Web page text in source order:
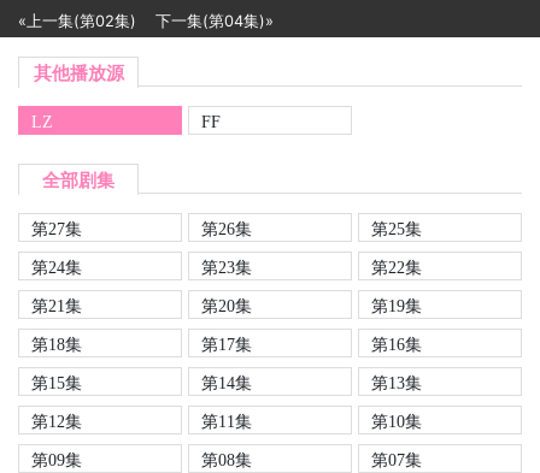
«上一集(第02集) 下一集(第04集)»
其他播放源
LZ FF
全部剧集
第27集 第26集
第25集
第24集
第23集
第22集
第21集
第20集
第19集
第18集
第17集
第16集
第15集
第14集
第13集
第12集
第11集
第10集
第09集
第08集
第07集